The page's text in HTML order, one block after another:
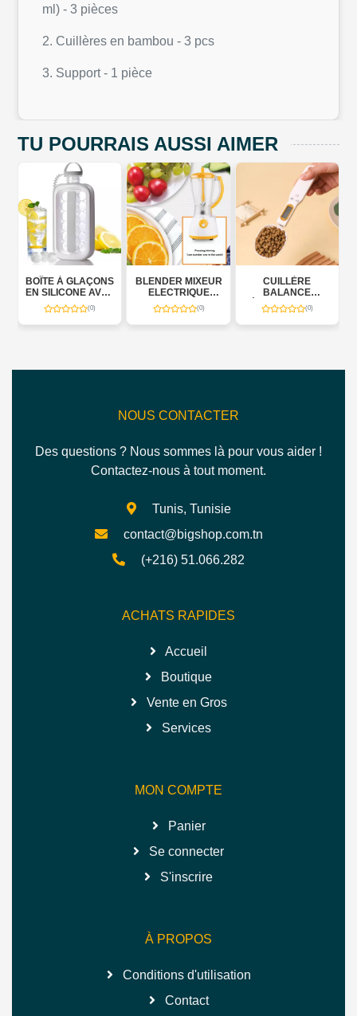
ml) - 3 pièces
2. Cuillères en bambou - 3 pcs
3. Support - 1 pièce
TU POURRAIS AUSSI AIMER
BOÎTE À GLAÇONS
EN SILICONE AVEC
BAC DE
CONSERVATION –
ICE CUBE BOX 800
(0)
BLENDER MIXEUR
ELECTRIQUE
1000W
(0)
CUILLÈRE
BALANCE
ÉLECTRONIQUE
(0)
NOUS CONTACTER
Des questions ? Nous sommes là pour vous aider !
Contactez-nous à tout moment.
Tunis, Tunisie
contact@bigshop.com.tn
(+216) 51.066.282
ACHATS RAPIDES
Accueil
Boutique
Vente en Gros
Services
MON COMPTE
Panier
Se connecter
S'inscrire
À PROPOS
Conditions d'utilisation
Contact